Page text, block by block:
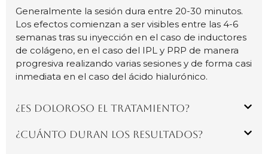
Generalmente la sesión dura entre 20-30 minutos.
Los efectos comienzan a ser visibles entre las 4-6
semanas tras su inyección en el caso de inductores
de colágeno, en el caso del IPL y PRP de manera
progresiva realizando varias sesiones y de forma casi
inmediata en el caso del ácido hialurónico.
¿Es doloroso el tratamiento?
¿Cuánto duran los resultados?